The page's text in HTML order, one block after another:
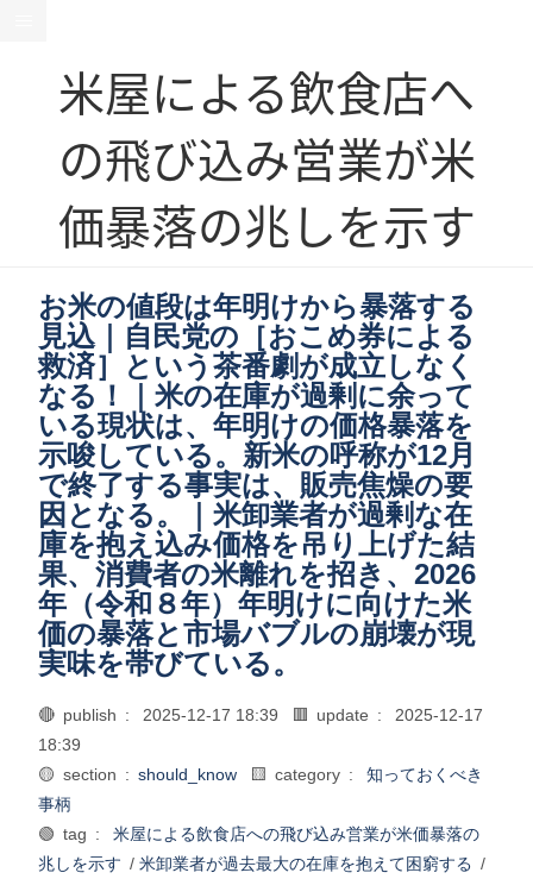
米屋による飲食店へ
の飛び込み営業が米
価暴落の兆しを示す
お米の値段は年明けから暴落する
見込｜自民党の［おこめ券による
救済］という茶番劇が成立しなく
なる！｜米の在庫が過剰に余って
いる現状は、年明けの価格暴落を
示唆している。新米の呼称が12月
で終了する事実は、販売焦燥の要
因となる。｜米卸業者が過剰な在
庫を抱え込み価格を吊り上げた結
果、消費者の米離れを招き、2026
年（令和８年）年明けに向けた米
価の暴落と市場バブルの崩壊が現
実味を帯びている。
🔴 publish : 2025-12-17 18:39 🟥 update :
2025-12-17
18:39
🟡 section : should_know 🟨 category :
知っておくべき
事柄
🟢 tag :
米屋による飲食店への飛び込み営業が米価暴落の
兆しを示す / 米卸業者が過去最大の在庫を抱えて困窮する /